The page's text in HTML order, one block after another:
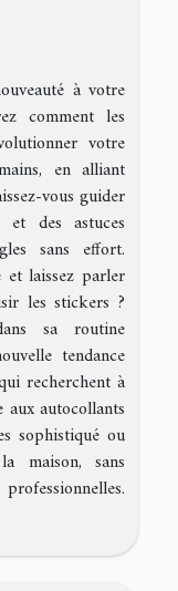
à votre
comment les
votre
en alliant
vous guider
des astuces
sans effort.
et laissez parler
les stickers ?
sa routine
tendance
recherchent à
autocollants
sophistiqué ou
maison, sans